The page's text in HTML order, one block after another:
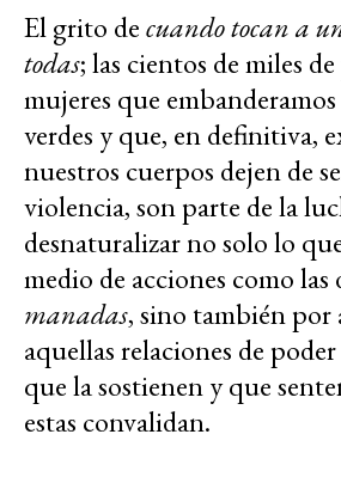
El grito decuando tocan a
todas; las cientos de miles
mujeres que
verdes y que, en definitiva,
nuestros cuerpos dejen de
violencia, son parte de la
desnaturalizar no solo lo
medio de acciones como las
manadas, sino también por
aquellas relaciones de
que la sostienen y que
estas convalidan.